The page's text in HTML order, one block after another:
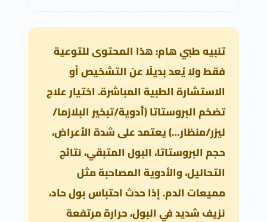
تنبيه طبي هام: هذا المحتوى للتوعية
فقط ولا يُعد بديلًا عن التشخيص أو
الاستشارة الطبية المباشرة. اختيار علاج
تضخم البروستاتا (أدوية/تبخير البلازما/
ليزر/منظار…) يعتمد على شدة الأعراض،
حجم البروستاتا، البول المتبقي، نتائج
التحاليل، والأدوية المصاحبة مثل
مميعات الدم. إذا حدث احتباس بول حاد،
نزيف شديد في البول، حرارة مرتفعة